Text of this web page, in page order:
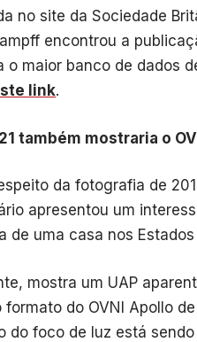
no site da Sociedade
encontrou a
o maior banco de dados
link.
também mostraria o
da fotografia de
apresentou um
de uma casa nos Estados
mostra um UAP
do OVNI Apollo
do foco de luz está